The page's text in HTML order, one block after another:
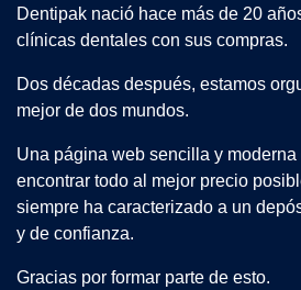
Dentipak nació hace más de 20
clínicas dentales con sus compras.
Dos décadas después, estamos
mejor de dos mundos.
Una página web sencilla y
encontrar todo al mejor precio
siempre ha caracterizado a un
y de confianza.
Gracias por formar parte de esto.